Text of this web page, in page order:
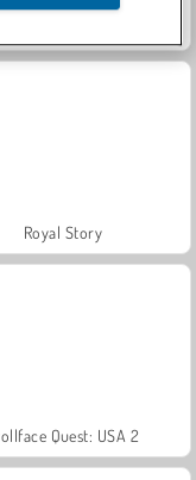
Royal Story
Quest: USA 2